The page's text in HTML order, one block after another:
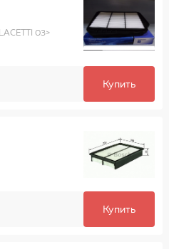
03>
Купить
Купить